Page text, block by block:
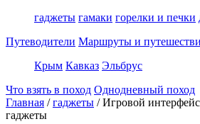
гаджеты гамаки горелки и печки
Путеводители Маршруты и
Крым Кавказ Эльбрус
Что взять в поход Однодневный поход
Главная / гаджеты / Игровой
гаджеты